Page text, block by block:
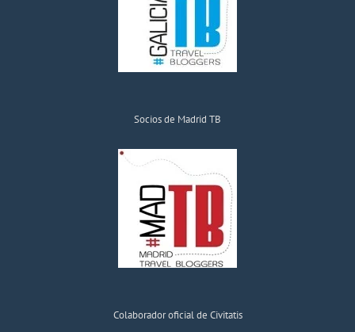
Socios de Madrid TB
Colaborador oficial de Civitatis